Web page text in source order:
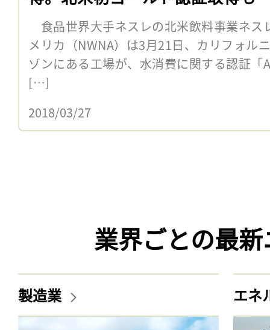
食品世界大手ネスレの北米飲料事業ネス
メリカ（NWNA）は3月21日、カリフォル
ゾンにある工場が、水消費に関する認証
[…]
2018/03/27
業界ごとの最
製造業 エネ